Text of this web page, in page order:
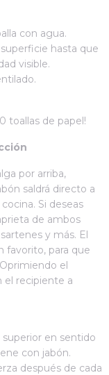
con agua.
hasta que
visible.
toallas de papel!
por arriba,
saldrá directo a
Si deseas
de ambos
y más. El
favorito, para que
el
el recipiente a
en sentido
con jabón.
después de cada